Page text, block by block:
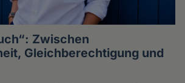
Zwischen
Gleichberechtigung und